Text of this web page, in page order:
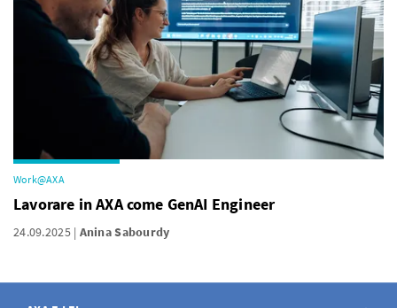
Work@AXA
Lavorare in AXA come GenAI Engineer
24.09.2025 Anina Sabourdy